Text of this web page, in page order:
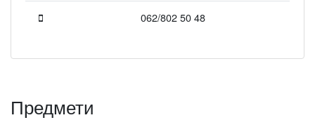
062/802 50 48
Предмети